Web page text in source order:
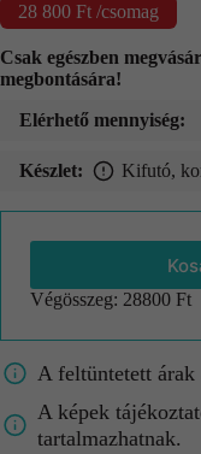
28 800 Ft /csomag
Csak egészben
megbontására!
Elérhető mennyiség:
Készlet: Kifutó,
Végösszeg: 28800 Ft
A feltüntetett árak
A képek
tartalmazhatnak.